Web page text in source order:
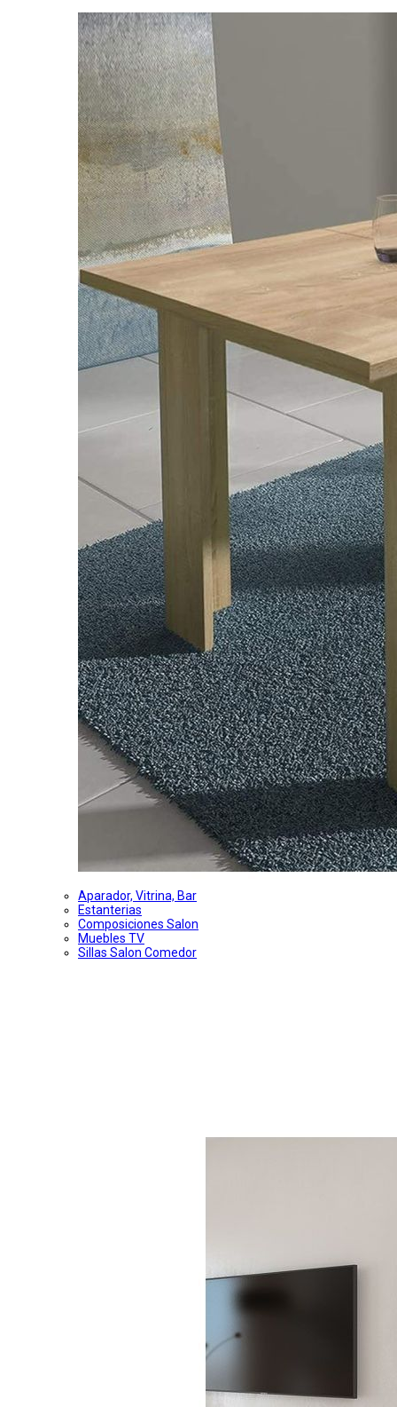
Aparador, Vitrina, Bar
Estanterias
Composiciones Salon
Muebles TV
Sillas Salon Comedor